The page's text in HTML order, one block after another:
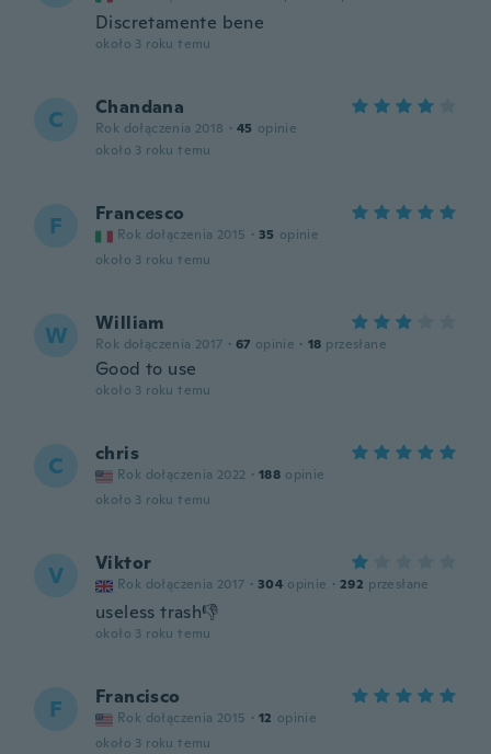
Discretamente bene
około 3 roku temu
C Chandana
Rok dołączenia 2018 · 45 opinie
około 3 roku temu
F Francesco
Rok dołączenia 2015 · 35 opinie
około 3 roku temu
W William
Rok dołączenia 2017 · 67 opinie · 18 przesłane
Good to use
około 3 roku temu
C chris
Rok dołączenia 2022 · 188 opinie
około 3 roku temu
V Viktor
Rok dołączenia 2017 · 304 opinie · 292 przesłane
useless trash👎
około 3 roku temu
F Francisco
Rok dołączenia 2015 · 12 opinie
około 3 roku temu